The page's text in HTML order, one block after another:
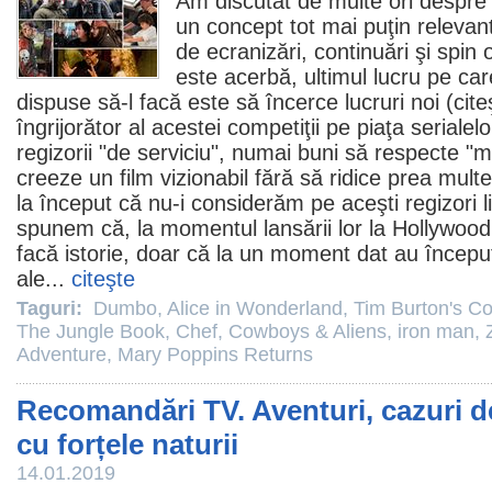
un concept tot mai puţin
de ecranizări, continuări şi spin
este acerbă, ultimul lucru pe
dispuse să-l facă este să încerce lucruri noi
îngrijorător al acestei competiţii pe piaţa
regizorii "de serviciu", numai buni să respecte
creeze un film vizionabil fără să ridice prea
la început că nu-i considerăm pe aceşti regizori
spunem că, la momentul lansării lor la
facă istorie, doar că la un moment dat au
ale... citeşte
Taguri: Dumbo, Alice in Wonderland, Tim Burton's
The Jungle Book, Chef, Cowboys & Aliens, iron man,
Adventure, Mary Poppins Returns
Recomandări TV. Aventuri, cazuri
cu forțele naturii
14.01.2019